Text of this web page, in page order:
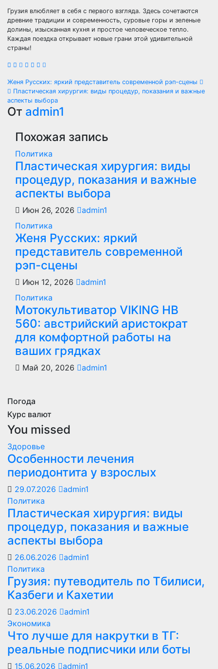
Грузия влюбляет в себя с первого взгляда. Здесь сочетаются
древние традиции и современность, суровые горы и зеленые
долины, изысканная кухня и простое человеческое тепло.
Каждая поездка открывает новые грани этой удивительной
страны!
Навигация
по
записям
Женя Русских: яркий представитель современной рэп-сцены
Пластическая хирургия: виды процедур, показания и важные
аспекты выбора
От admin1
Похожая запись
Политика
Пластическая хирургия: виды
процедур, показания и важные
аспекты выбора
Июн 26, 2026
admin1
Политика
Женя Русских: яркий
представитель современной
рэп-сцены
Июн 12, 2026
admin1
Политика
Мотокультиватор VIKING HB
560: австрийский аристократ
для комфортной работы на
ваших грядках
Май 20, 2026 admin1
Погода
Курс валют
You missed
Здоровье
Особенности лечения
периодонтита у взрослых
29.07.2026
admin1
Политика
Пластическая хирургия: виды
процедур, показания и важные
аспекты выбора
26.06.2026
admin1
Политика
Грузия: путеводитель по Тбилиси,
Казбеги и Кахетии
23.06.2026
admin1
Экономика
Что лучше для накрутки в ТГ:
реальные подписчики или боты
15.06.2026 admin1